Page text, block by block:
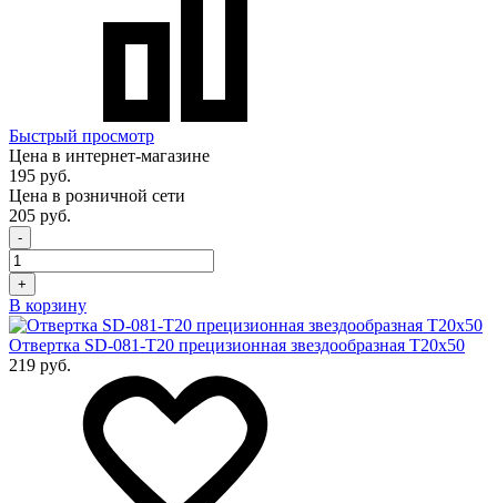
Быстрый просмотр
Цена в интернет-магазине
195 руб.
Цена в розничной сети
205 руб.
-
+
В корзину
Отвертка SD-081-T20 прецизионная звездообразная T20х50
219 руб.